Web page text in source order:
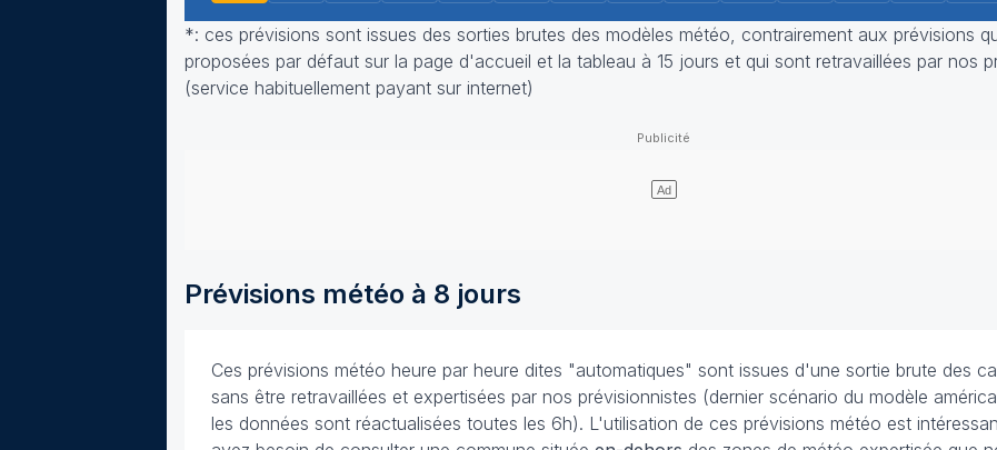
*: ces prévisions sont issues des sorties brutes des modèles météo, contrairement aux prévisions
proposées par défaut sur la page d'accueil et la tableau à 15 jours et qui sont retravaillées par nos
(service habituellement payant sur internet)
Prévisions météo à 8 jours
Ces prévisions météo heure par heure dites "automatiques" sont issues d'une sortie brute des
sans être retravaillées et expertisées par nos prévisionnistes (dernier scénario du modèle
les données sont réactualisées toutes les 6h). L'utilisation de ces prévisions météo est